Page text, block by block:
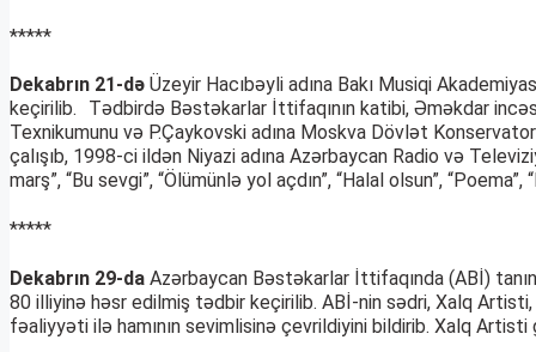
*****
Dekabrın 21-də Üzeyir Hacıbəyli adına Bakı Musiqi
keçirilib. Tədbirdə Bəstəkarlar İttifaqının katibi, Əməkdar
Texnikumunu və P.Çaykovski adına Moskva Dövlət
çalışıb, 1998-ci ildən Niyazi adına Azərbaycan Radio və
marş”, “Bu sevgi”, “Ölümünlə yol açdın”, “Halal olsun”,
*****
Dekabrın 29-da Azərbaycan Bəstəkarlar İttifaqında (ABİ)
80 illiyinə həsr edilmiş tədbir keçirilib. ABİ-nin sədri, Xalq Artisti,
fəaliyyəti ilə hamının sevimlisinə çevrildiyini bildirib. Xalq